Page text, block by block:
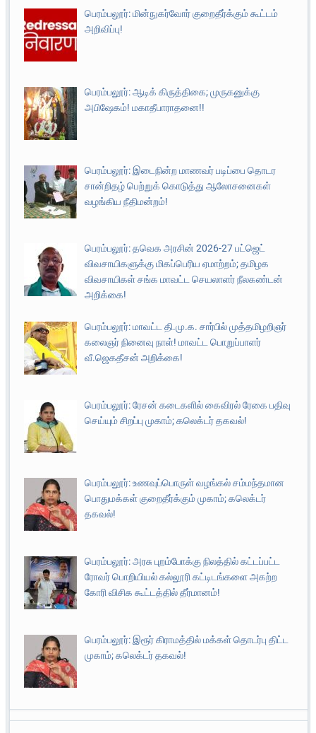
பெரம்பலூர்: மின்நுகர்வோர் குறைதீர்க்கும் கூட்டம்
அறிவிப்பு!
பெரம்பலூர்: ஆடிக் கிருத்திகை; முருகனுக்கு
அபிஷேகம்! மகாதீபாராதனை!!
பெரம்பலூர்: இடைநின்ற மாணவர் படிப்பை தொடர
சான்றிதழ் பெற்றுக் கொடுத்து ஆலோசனைகள்
வழங்கிய நீதிமன்றம்!
பெரம்பலூர்: தவெக அரசின் 2026-27 பட்ஜெட்
விவசாயிகளுக்கு மிகப்பெரிய ஏமாற்றம்; தமிழக
விவசாயிகள் சங்க மாவட்ட செயலாளர் நீலகண்டன்
அறிக்கை!
பெரம்பலூர்: மாவட்ட தி.மு.க. சார்பில் முத்தமிழறிஞர்
கலைஞர் நினைவு நாள்! மாவட்ட பொறுப்பாளர்
வீ.ஜெகதீசன் அறிக்கை!
பெரம்பலூர்: ரேசன் கடைகளில் கைவிரல் ரேகை பதிவு
செய்யும் சிறப்பு முகாம்; கலெக்டர் தகவல்!
பெரம்பலூர்: உணவுப்பொருள் வழங்கல் சம்மந்தமான
பொதுமக்கள் குறைதீர்க்கும் முகாம்; கலெக்டர்
தகவல்!
பெரம்பலூர்: அரசு புறம்போக்கு நிலத்தில் கட்டப்பட்ட
ரோவர் பொறியியல் கல்லூரி கட்டிடங்களை அகற்ற
கோரி விசிக கூட்டத்தில் தீர்மானம்!
பெரம்பலூர்: இரூர் கிராமத்தில் மக்கள் தொடர்பு திட்ட
முகாம்; கலெக்டர் தகவல்!